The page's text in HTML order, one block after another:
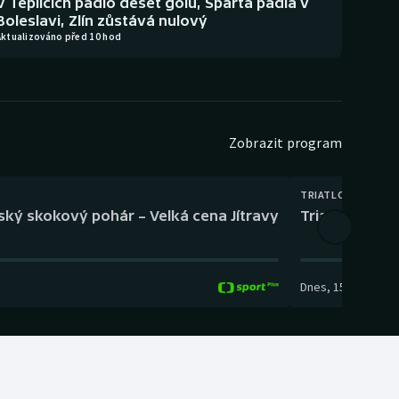
Zlín zůstává nulový
před 10 hod
Zobrazit program
skokový pohár – Velká cena Jítravy
TRIATLON
Triatlon:
Dnes, 15:00